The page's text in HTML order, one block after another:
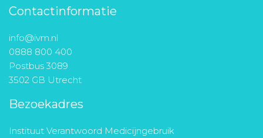
Contactinformatie
info@ivm.nl
0888 800 400
Postbus 3089
3502 GB Utrecht
Bezoekadres
Instituut Verantwoord Medicijngebruik